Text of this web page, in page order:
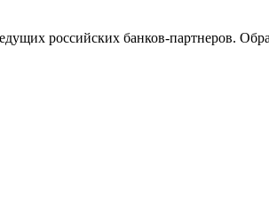
российских банков-партнеров.